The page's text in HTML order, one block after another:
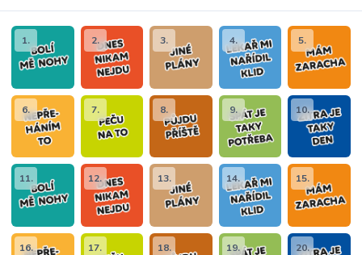
1. 2. 3. 4. 5.
6. 7. 8. 9. 10.
11. 12. 13. 14. 15.
16. 17. 18. 19. 20.